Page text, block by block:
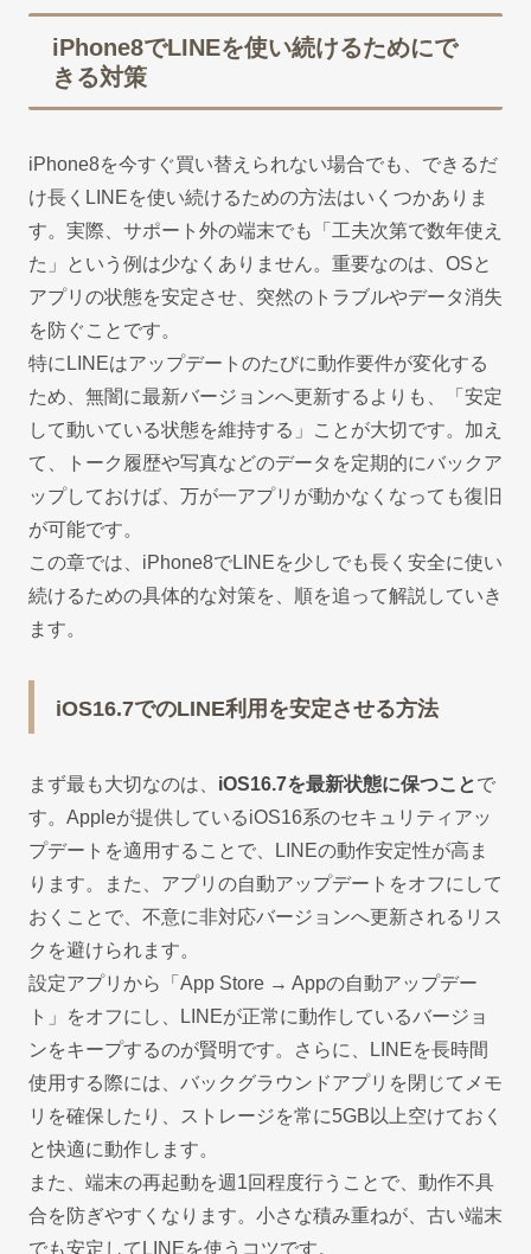
iPhone8でLINEを使い続けるためにで
きる対策
iPhone8を今すぐ買い替えられない場合でも、できるだ
け長くLINEを使い続けるための方法はいくつかありま
す。実際、サポート外の端末でも「工夫次第で数年使え
た」という例は少なくありません。重要なのは、OSと
アプリの状態を安定させ、突然のトラブルやデータ消失
を防ぐことです。
特にLINEはアップデートのたびに動作要件が変化する
ため、無闇に最新バージョンへ更新するよりも、「安定
して動いている状態を維持する」ことが大切です。加え
て、トーク履歴や写真などのデータを定期的にバックア
ップしておけば、万が一アプリが動かなくなっても復旧
が可能です。
この章では、iPhone8でLINEを少しでも長く安全に使い
続けるための具体的な対策を、順を追って解説していき
ます。
iOS16.7でのLINE利用を安定させる方法
まず最も大切なのは、 iOS16.7を最新状態に保つことで
す。Appleが提供しているiOS16系のセキュリティアッ
プデートを適用することで、LINEの動作安定性が高ま
ります。また、アプリの自動アップデートをオフにして
おくことで、不意に非対応バージョンへ更新されるリス
クを避けられます。
設定アプリから「App Store → Appの自動アップデー
ト」をオフにし、LINEが正常に動作しているバージョ
ンをキープするのが賢明です。さらに、LINEを長時間
使用する際には、バックグラウンドアプリを閉じてメモ
リを確保したり、ストレージを常に5GB以上空けておく
と快適に動作します。
また、端末の再起動を週1回程度行うことで、動作不具
合を防ぎやすくなります。小さな積み重ねが、古い端末
でも安定してLINEを使うコツです。